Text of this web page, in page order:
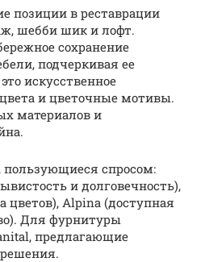
позиции в реставрации
шебби шик и лофт.
сохранение
подчеркивая ее
искусственное
и цветочные мотивы.
материалов и
пользующиеся спросом:
и долговечность),
цветов), Alpina (доступная
Для фурнитуры
предлагающие